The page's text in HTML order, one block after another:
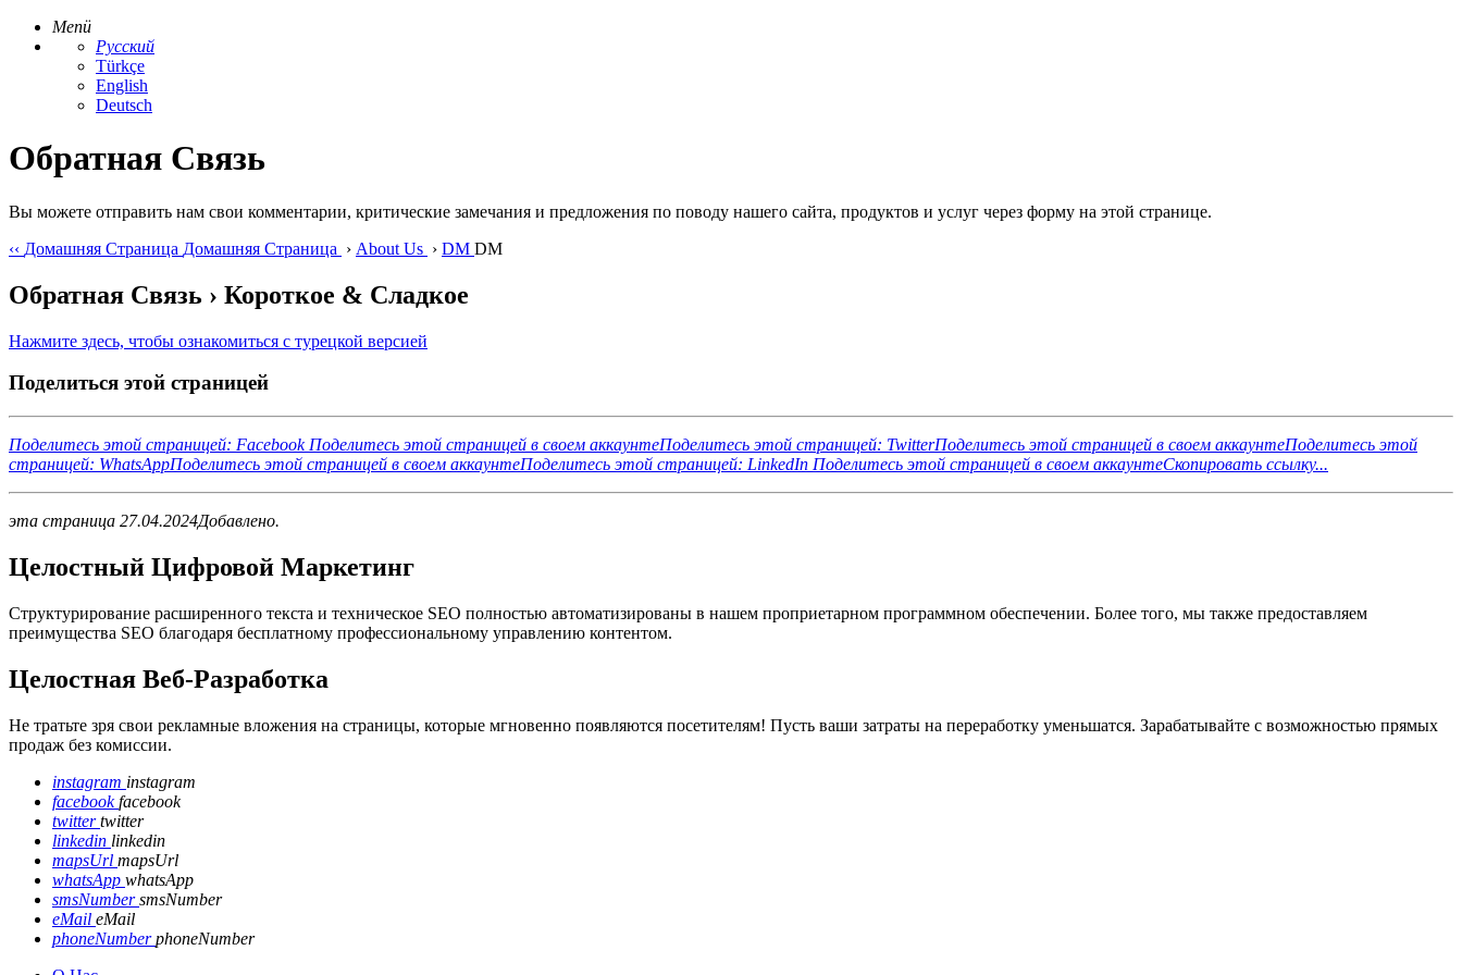
Menü
Русский
Türkçe
English
Deutsch
Обратная Связь
Вы можете отправить нам свои комментарии, критические замечания и предложения по поводу нашего сайта, продуктов и услуг через форму на этой странице.
‹‹ Домашняя Страница Домашняя Страница › About Us › DM DM
Обратная Связь › Короткое & Сладкое
Нажмите здесь, чтобы ознакомиться с турецкой версией
Поделиться этой страницей
Поделитесь этой страницей: Facebook Поделитесь этой страницей в своем аккаунтеПоделитесь этой страницей: TwitterПоделитесь этой страницей в своем аккаунтеПоделитесь этой
страницей: WhatsAppПоделитесь этой страницей в своем аккаунтеПоделитесь этой страницей: LinkedIn Поделитесь этой страницей в своем аккаунтеСкопировать ссылку...
эта страница 27.04.2024Добавлено.
Целостный Цифровой Маркетинг
Структурирование расширенного текста и техническое SEO полностью автоматизированы в нашем проприетарном программном обеспечении. Более того, мы также предоставляем
преимущества SEO благодаря бесплатному профессиональному управлению контентом.
Целостная Веб-Разработка
Не тратьте зря свои рекламные вложения на страницы, которые мгновенно появляются посетителям! Пусть ваши затраты на переработку уменьшатся. Зарабатывайте с возможностью прямых
продаж без комиссии.
instagram instagram
facebookfacebook
twittertwitter
linkedin linkedin
mapsUrl mapsUrl
whatsApp whatsApp
smsNumbersmsNumber
eMail eMail
phoneNumberphoneNumber